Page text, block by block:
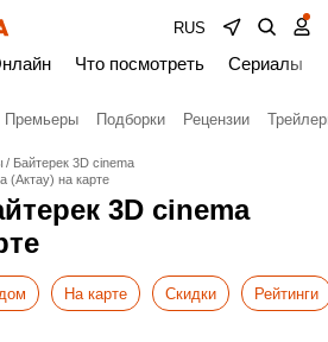
RUS
Что посмотреть Сериалы
Премьеры Подборки Рецензии
Байтерек 3D cinema
(Актау) на карте
3D cinema
На карте Скидки Рейтинги